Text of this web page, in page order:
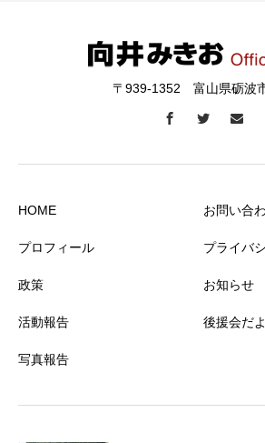
〒939-1352 富山県砺波
HOME
プロフィール
政策
活動報告
写真報告
お問い合
プライバ
お知らせ
後援会だ